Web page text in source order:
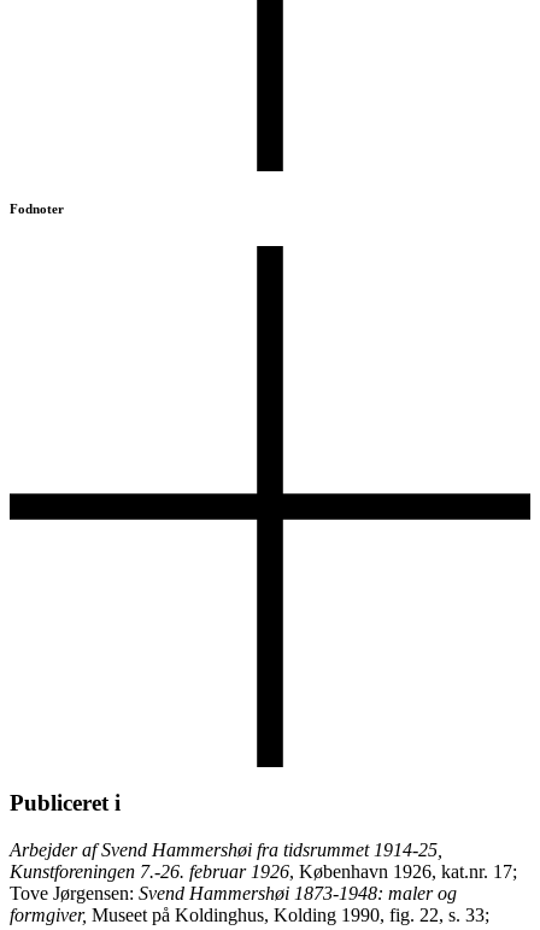
Fodnoter
Publiceret i
Arbejder af Svend Hammershøi fra tidsrummet 1914-25,
Kunstforeningen 7.-26. februar 1926, København 1926, kat.nr. 17;
Tove Jørgensen: Svend Hammershøi 1873-1948: maler og
formgiver, Museet på Koldinghus, Kolding 1990, fig. 22, s. 33;